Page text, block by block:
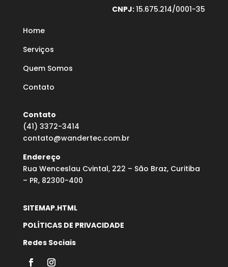
CNPJ:15.675.214/0001-35
Home
Serviços
Quem Somos
Contato
Contato
(41) 3372-3414
contato@wandertec.com.br
Endereço
Rua Wenceslau Cvintal, 222 – São Braz, Curitiba
– PR, 82300-400
SITEMAP.HTML
POLÍTICAS DE PRIVACIDADE
Redes Sociais